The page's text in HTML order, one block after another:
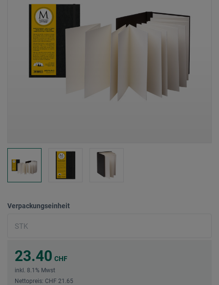
Verpackungseinheit
23.40 CHF
inkl. 8.1% Mwst
Nettopreis: CHF 21.65